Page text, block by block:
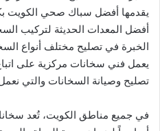
يقدمها أفضل سباك صحي الكويت
أفضل المعدات الحديثة لتركيب
الخبرة في تصليح مختلف أنواع
يعمل فني سخانات مركزية على
تصليح وصيانة السخانات والتي
في جميع مناطق الكويت، تُعد